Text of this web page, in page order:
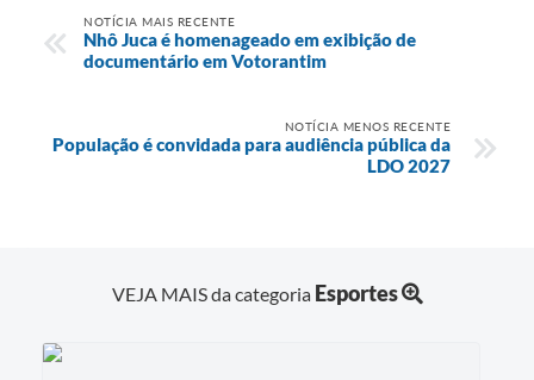
NOTÍCIA MAIS RECENTE
Nhô Juca é homenageado em exibição de
documentário em Votorantim
NOTÍCIA MENOS RECENTE
População é convidada para audiência pública da
LDO 2027
VEJA MAIS da categoria Esportes